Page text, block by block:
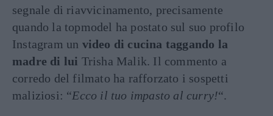
segnale di riavvicinamento, precisamente
quando la topmodel ha postato sul suo profilo
Instagram un video di cucina taggando la
madre di lui Trisha Malik. Il commento a
corredo del filmato ha rafforzato i sospetti
maliziosi: “Ecco il tuo impasto al curry!“.